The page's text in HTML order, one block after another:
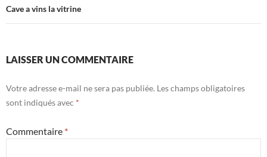
Cave a vins la vitrine
LAISSER UN COMMENTAIRE
Votre adresse e-mail ne sera pas publiée. Les champs obligatoires
sont indiqués avec *
Commentaire *